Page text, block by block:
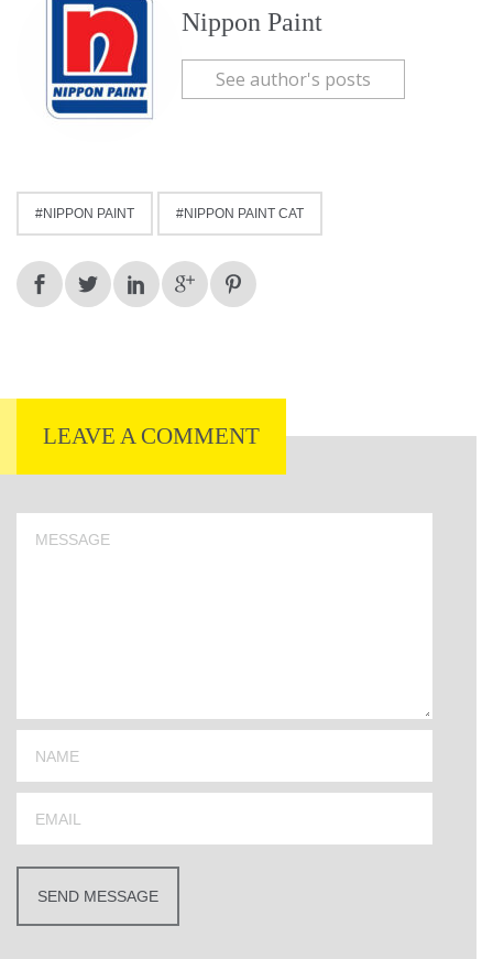
Nippon Paint
See author's posts
NIPPON PAINT NIPPON PAINT CAT
LEAVE A COMMENT